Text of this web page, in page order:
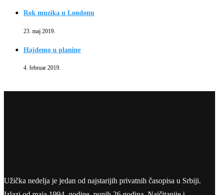
Rok muzika u Londonu
23. maj 2019.
Hajdemo u planine
4. februar 2019.
Užička nedelja je jedan od najstarijih privatnih časopisa u Srbiji.